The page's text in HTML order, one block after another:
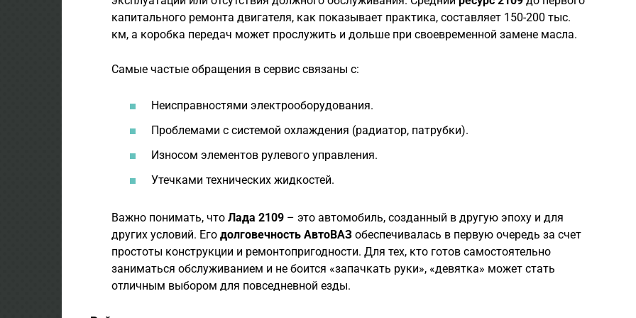
капитального ремонта двигателя, как показывает практика, составляет 150-200 тыс.
км, а коробка передач может прослужить и дольше при своевременной замене масла.
Самые частые обращения в сервис связаны с:
Неисправностями электрооборудования.
Проблемами с системой охлаждения (радиатор, патрубки).
Износом элементов рулевого управления.
Утечками технических жидкостей.
Важно понимать, что Лада 2109 – это автомобиль, созданный в другую эпоху и для
других условий. Его долговечность АвтоВАЗ обеспечивалась в первую очередь за счет
простоты конструкции и ремонтопригодности. Для тех, кто готов самостоятельно
заниматься обслуживанием и не боится «запачкать руки», «девятка» может стать
отличным выбором для повседневной езды.